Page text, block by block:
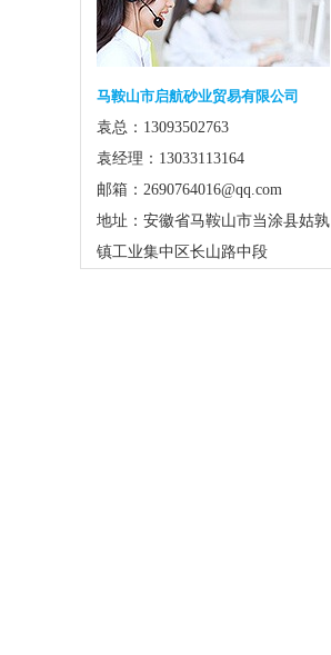
马鞍山市启航砂业贸易有限公司
袁总：13093502763
袁经理：13033113164
邮箱：2690764016@qq.com
地址：安徽省马鞍山市当涂县姑孰
镇工业集中区长山路中段